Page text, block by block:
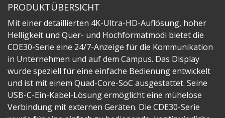
PRODUKTÜBERSICHT
Mit einer detaillierten 4K-Ultra-HD-Auflösung, hoher
Helligkeit und Quer- und Hochformatmodi bietet die
CDE30-Serie eine 24/7-Anzeige für die Kommunikation
in Unternehmen und auf dem Campus. Das Display
wurde speziell für eine einfache Bedienung entwickelt
und ist mit einem Quad-Core-SoC ausgestattet. Seine
USB-C-Ein-Kabel-Lösung ermöglicht eine mühelose
Verbindung mit externen Geräten. Die CDE30-Serie